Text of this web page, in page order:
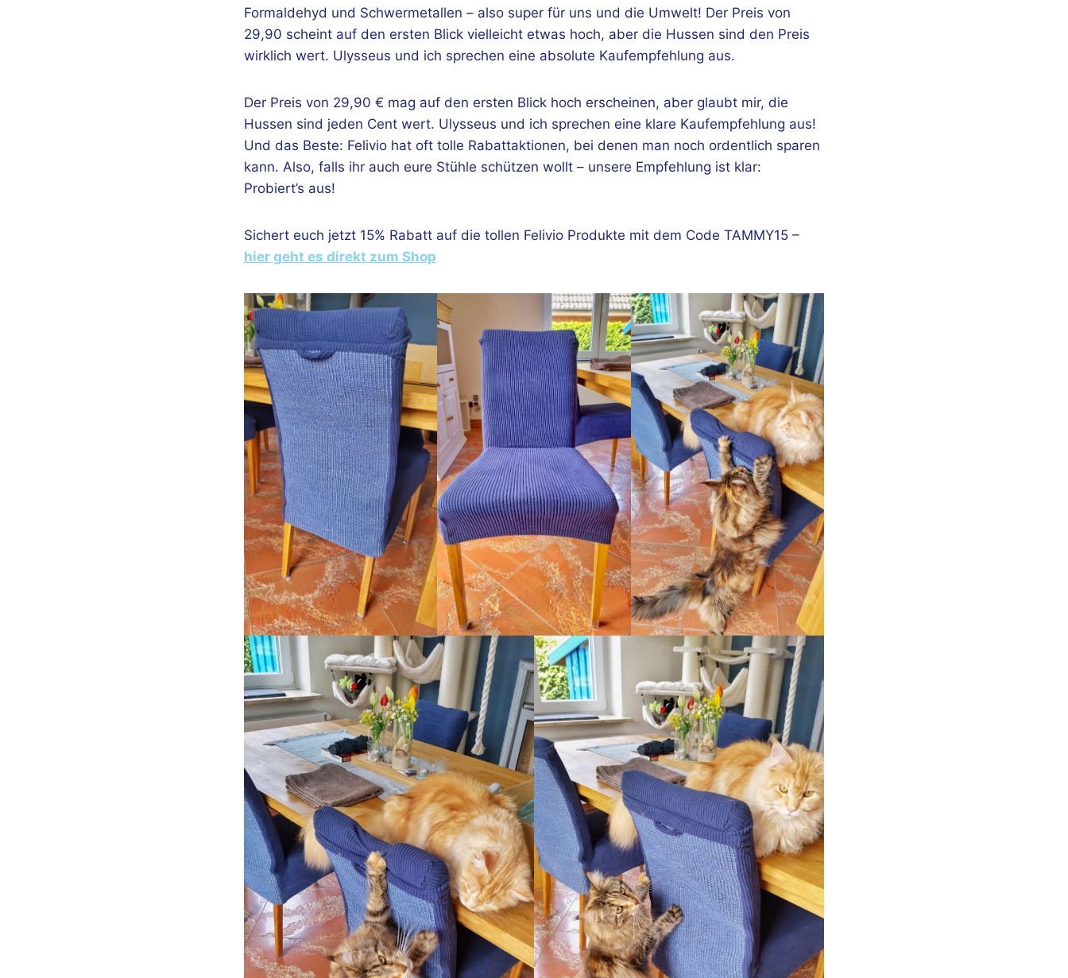
Formaldehyd und Schwermetallen – also super für uns und die Umwelt! Der Preis von
29,90 scheint auf den ersten Blick vielleicht etwas hoch, aber die Hussen sind den Preis
wirklich wert. Ulysseus und ich sprechen eine absolute Kaufempfehlung aus.
Der Preis von 29,90 € mag auf den ersten Blick hoch erscheinen, aber glaubt mir, die
Hussen sind jeden Cent wert. Ulysseus und ich sprechen eine klare Kaufempfehlung aus!
Und das Beste: Felivio hat oft tolle Rabattaktionen, bei denen man noch ordentlich sparen
kann. Also, falls ihr auch eure Stühle schützen wollt – unsere Empfehlung ist klar:
Probiert’s aus!
Sichert euch jetzt 15% Rabatt auf die tollen Felivio Produkte mit dem Code TAMMY15 –
hier geht es direkt zum Shop